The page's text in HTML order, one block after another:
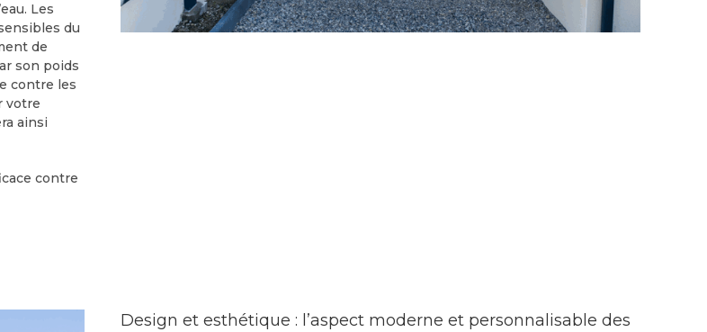
Les
du
de
son poids
contre les
votre
ainsi
contre
Design et esthétique : l’aspect moderne et personnalisable des